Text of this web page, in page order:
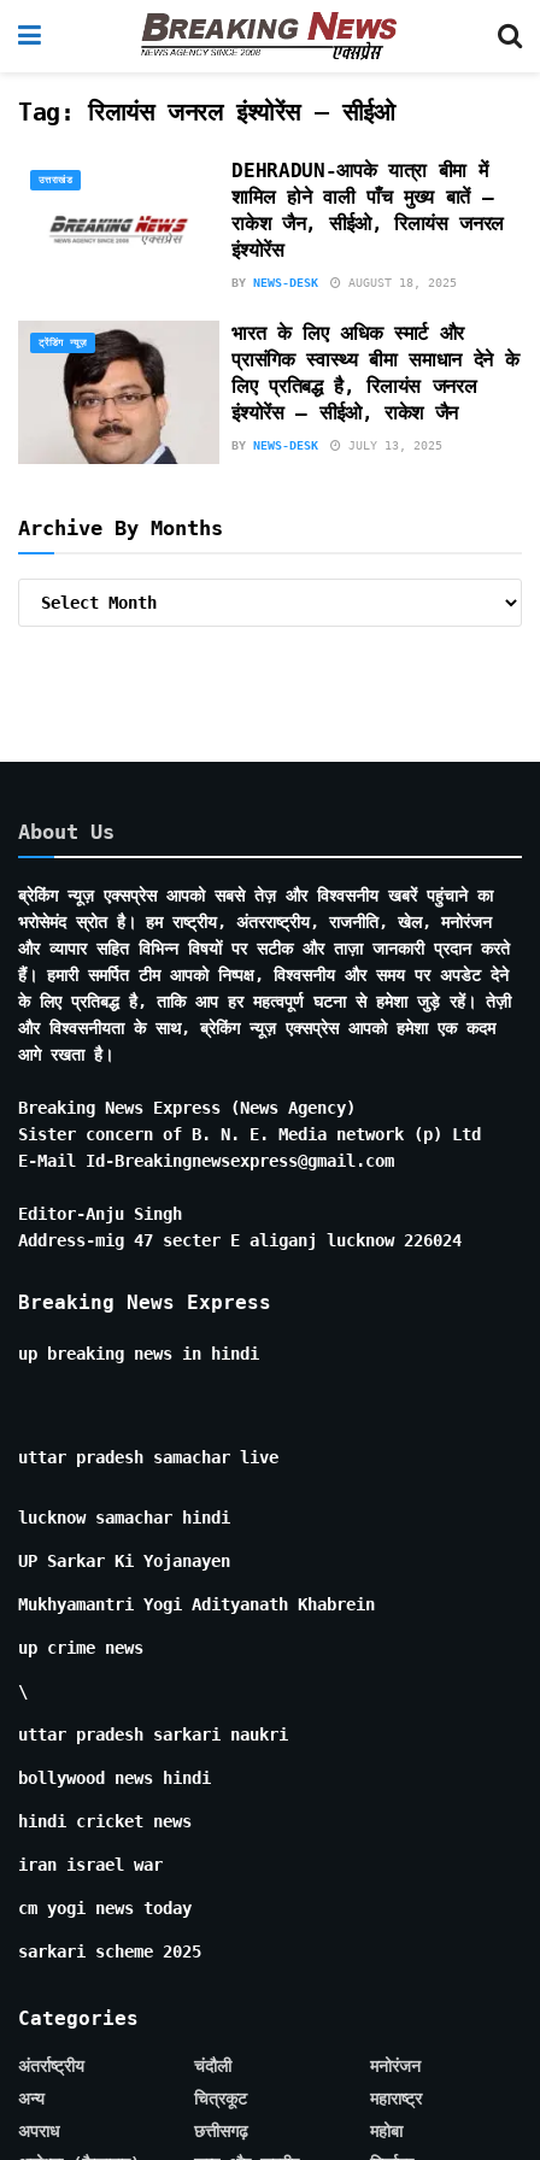
Tag:रिलायंस जनरल इंश्योरेंस – सीईओ
उत्तराखंड
DEHRADUN-आपके यात्रा बीमा में
शामिल होने वाली पाँच मुख्य बातें –
राकेश जैन, सीईओ, रिलायंस जनरल
इंश्योरेंस
BY NEWS-DESK AUGUST 18, 2025
ट्रेंडिंग न्यूज़
भारत के लिए अधिक स्मार्ट और
प्रासंगिक स्वास्थ्य बीमा समाधान देने के
लिए प्रतिबद्ध है, रिलायंस जनरल
इंश्योरेंस – सीईओ, राकेश जैन
BY NEWS-DESK JULY 13, 2025
Archive By Months
About Us
ब्रेकिंग न्यूज़ एक्सप्रेस आपको सबसे तेज़ और विश्वसनीय खबरें पहुंचाने का
भरोसेमंद स्रोत है। हम राष्ट्रीय, अंतरराष्ट्रीय, राजनीति, खेल, मनोरंजन
और व्यापार सहित विभिन्न विषयों पर सटीक और ताज़ा जानकारी प्रदान करते
हैं। हमारी समर्पित टीम आपको निष्पक्ष, विश्वसनीय और समय पर अपडेट देने
के लिए प्रतिबद्ध है, ताकि आप हर महत्वपूर्ण घटना से हमेशा जुड़े रहें। तेज़ी
और विश्वसनीयता के साथ, ब्रेकिंग न्यूज़ एक्सप्रेस आपको हमेशा एक कदम
आगे रखता है।
Breaking News Express (News Agency)
Sister concern of B. N. E. Media network (p) Ltd
E-Mail Id-Breakingnewsexpress@gmail.com
Editor-Anju Singh
Address-mig 47 secter E aliganj lucknow 226024
Breaking News Express
up breaking news in hindi
uttar pradesh samachar live
lucknow samachar hindi
UP Sarkar Ki Yojanayen
Mukhyamantri Yogi Adityanath Khabrein
up crime news
\
uttar pradesh sarkari naukri
bollywood news hindi
hindi cricket news
iran israel war
cm yogi news today
sarkari scheme 2025
Categories
अंतर्राष्ट्रीय
अन्य
अपराध
चंदौली
चित्रकूट
छत्तीसगढ़
मनोरंजन
महाराष्ट्र
महोबा